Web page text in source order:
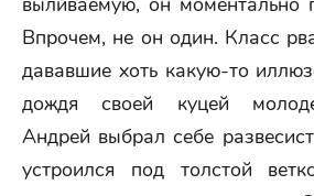
Впрочем, не он один. Класс
дававшие хоть какую-то
дождя своей куцей
Андрей выбрал себе
устроился под толстой